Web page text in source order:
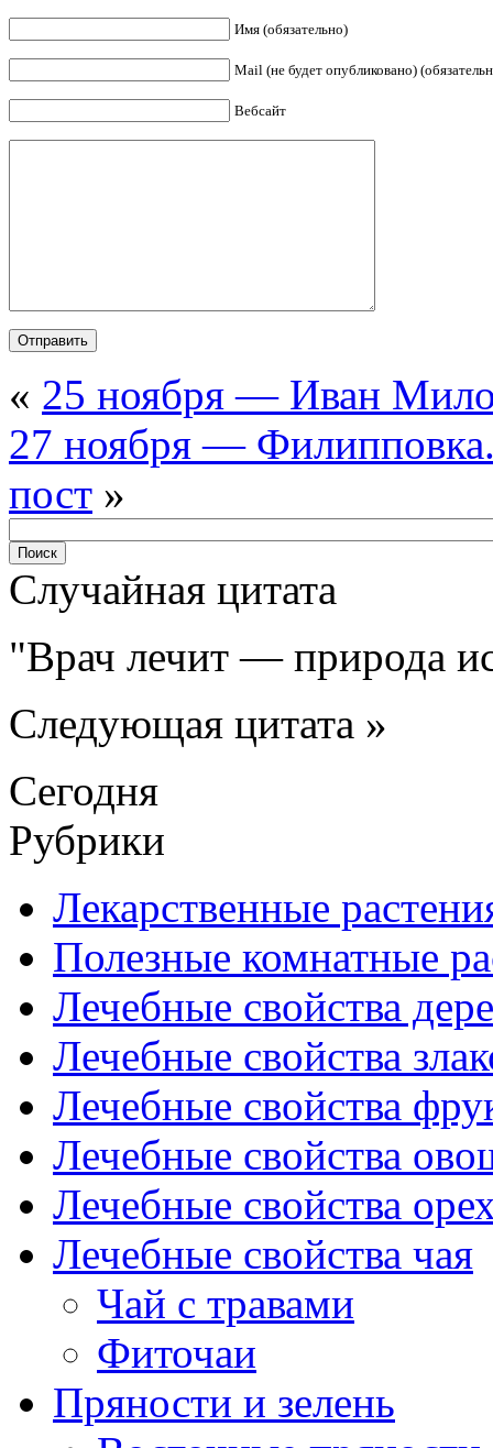
Имя (обязательно)
Mail (не будет опубликовано)
Вебсайт
« 25 ноября — Иван
27 ноября — Филипповка.
пост »
Случайная цитата
Врач лечит — природа
Следующая цитата »
Сегодня
Рубрики
Лекарственные
Полезные комнатные
Лечебные свойства
Лечебные свойства
Лечебные свойства
Лечебные свойства
Лечебные свойства
Лечебные свойства чая
Чай с травами
Фиточаи
Пряности и зелень